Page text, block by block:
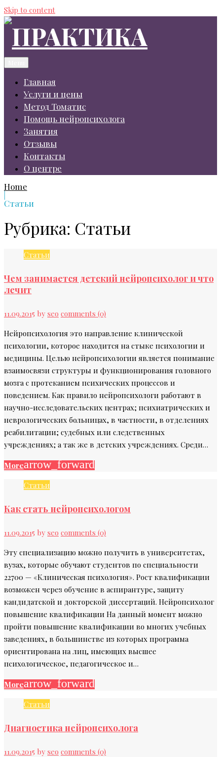
Skip to content
Главная
Услуги и цены
Метод Томатис
Помощь нейропсихолога
Занятия
Отзывы
Контакты
О центре
Home
Статьи
Рубрика: Статьи
Статьи
Чем занимается детский нейропсихолог и что
лечит
11.09.2015 by seo comments (0)
Нейропсихология это направление клинической
психологии, которое находится на стыке психологии и
медицины. Целью нейропсихологии является понимание
взаимосвязи структуры и функционирования головного
мозга с протеканием психических процессов и
поведением. Как правило нейропсихологи работают в
научно-исследовательских центрах; психиатрических и
неврологических больницах, в частности, в отделениях
реабилитации; судебных или следственных
учреждениях; а так же в детских учреждениях. Среди…
Morearrow_forward
Статьи
Как стать нейропсихологом
11.09.2015 by seo comments (0)
Эту специализацию можно получить в университетах,
вузах, которые обучают студентов по специальности
22700 — «Клиническая психология». Рост квалификации
возможен через обучение в аспирантуре, защиту
кандидатской и докторской диссертаций. Нейропсихолог
повышение квалификации На данный момент можно
пройти повышение квалификации во многих учебных
заведениях, в большинстве из которых программа
ориентирована на лиц, имеющих высшее
психологическое, педагогическое и…
Morearrow_forward
Статьи
Диагностика нейропсихолога
11.09.2015 by seo comments (0)